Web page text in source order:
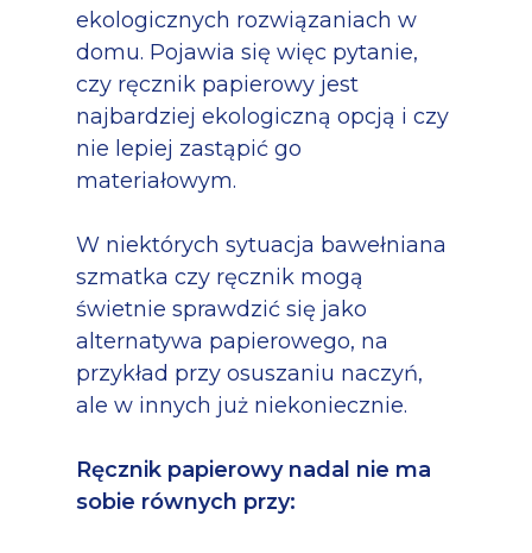
ekologicznych rozwiązaniach w
domu. Pojawia się więc pytanie,
czy ręcznik papierowy jest
najbardziej ekologiczną opcją i czy
nie lepiej zastąpić go
materiałowym.
W niektórych sytuacja bawełniana
szmatka czy ręcznik mogą
świetnie sprawdzić się jako
alternatywa papierowego, na
przykład przy osuszaniu naczyń,
ale w innych już niekoniecznie.
Ręcznik papierowy nadal nie ma
sobie równych przy: